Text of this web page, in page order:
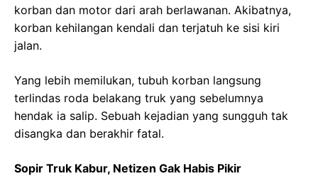
korban dan motor dari arah berlawanan. Akibatnya,
korban kehilangan kendali dan terjatuh ke sisi kiri
jalan.
Yang lebih memilukan, tubuh korban langsung
terlindas roda belakang truk yang sebelumnya
hendak ia salip. Sebuah kejadian yang sungguh tak
disangka dan berakhir fatal.
Sopir Truk Kabur, Netizen Gak Habis Pikir